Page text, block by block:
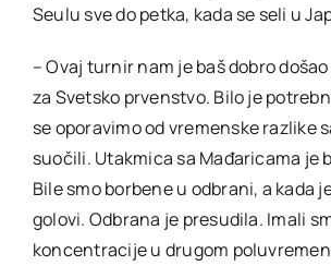
Seulu sve do petka, kada se seli u
– Ovaj turnir nam je baš dobro
za Svetsko prvenstvo. Bilo je
se oporavimo od vremenske razlike
suočili. Utakmica sa Mađaricama je
Bile smo borbene u odbrani, a kada
golovi. Odbrana je presudila. Imali
koncentracije u drugom